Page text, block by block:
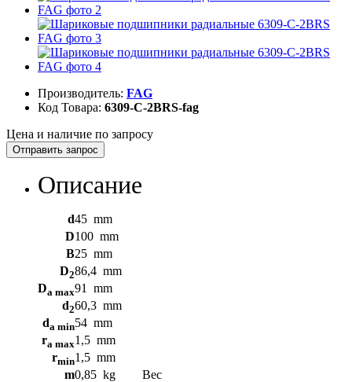
Производитель: FAG
Код Товара: 6309-C-2BRS-fag
Цена и наличие по запросу
Отправить запрос
Описание
d45 mm
D100 mm
B25 mm
D286,4 mm
Da max91
mm
d260,3 mm
da min54 mm
ra max1,5 mm
rmin1,5 mm
m0,85 kg
Вес